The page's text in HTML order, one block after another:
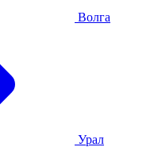
Волга
Урал